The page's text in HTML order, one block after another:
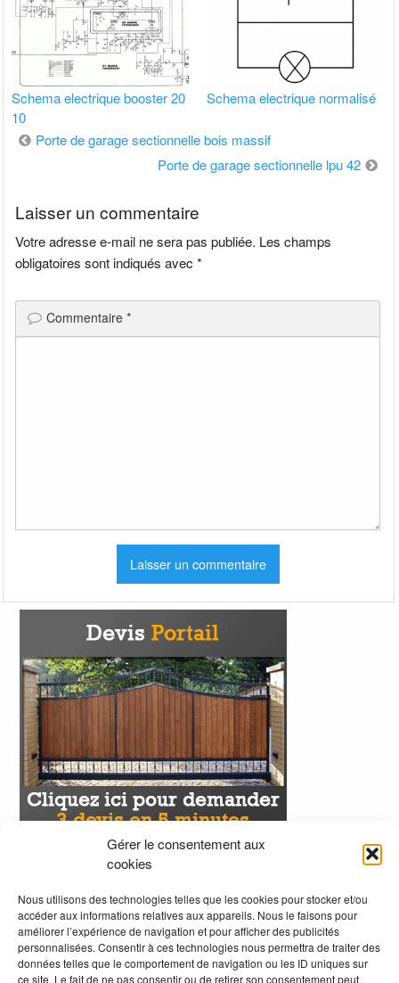
Gérer le consentement aux
cookies
Nous utilisons des technologies telles que les cookies pour stocker et/ou
accéder aux informations relatives aux appareils. Nous le faisons pour
améliorer l’expérience de navigation et pour afficher des publicités
personnalisées. Consentir à ces technologies nous permettra de traiter des
données telles que le comportement de navigation ou les ID uniques sur
ce site. Le fait de ne pas consentir ou de retirer son consentement peut
Schema electrique booster 20
10
Schema electrique normalisé
Navigation
Porte de garage sectionnelle bois massif
Porte de garage sectionnelle lpu 42
Laisser un commentaire
Votre adresse e-mail ne sera pas publiée. Les champs
obligatoires sont indiqués avec*
Commentaire*